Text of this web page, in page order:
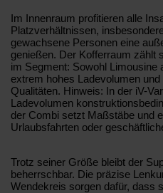
Im Innenraum profitieren alle
Platzverhältnissen,
gewachsene Personen eine
genießen. Der Kofferraum zählt
im Segment: Sowohl Limousine
extrem hohes Ladevolumen
Qualitäten. Hinweis: In der iV-
Ladevolumen
der Combi setzt Maßstäbe und
Urlaubsfahrten oder
Trotz seiner Größe bleibt der
beherrschbar. Die präzise
Wendekreis sorgen dafür, dass